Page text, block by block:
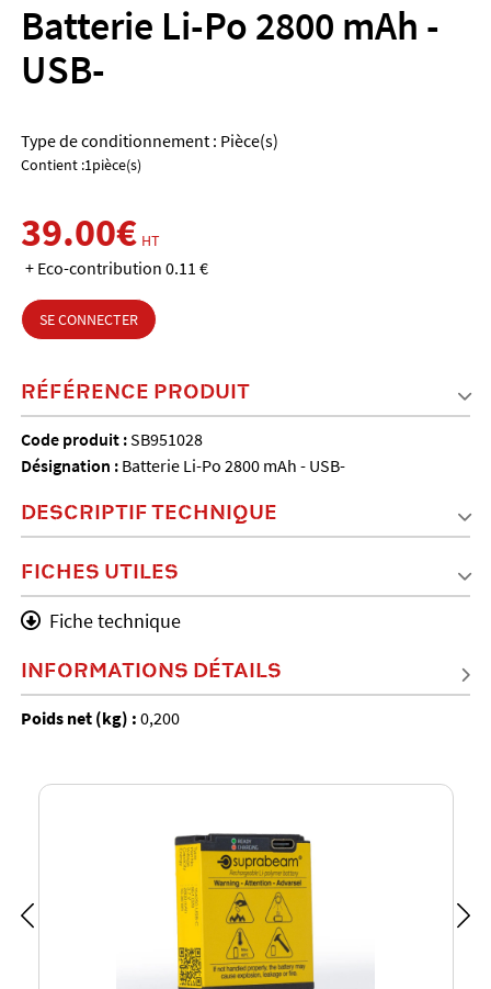
Batterie Li-Po 2800 mAh -
USB-
Type de conditionnement : Pièce(s)
Contient :1pièce(s)
39.00€ HT
+ Eco-contribution 0.11 €
SE CONNECTER
RÉFÉRENCE PRODUIT
Code produit :SB951028
Désignation : Batterie Li-Po 2800 mAh - USB-
DESCRIPTIF TECHNIQUE
FICHES UTILES
Fiche technique
INFORMATIONS DÉTAILS
Poids net (kg) : 0,200